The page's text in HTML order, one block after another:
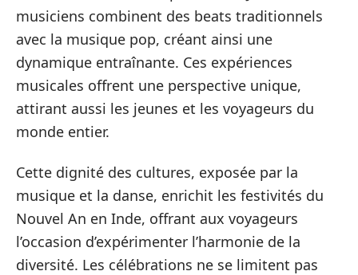
musiciens combinent des beats traditionnels
avec la musique pop, créant ainsi une
dynamique entraînante. Ces expériences
musicales offrent une perspective unique,
attirant aussi les jeunes et les voyageurs du
monde entier.
Cette dignité des cultures, exposée par la
musique et la danse, enrichit les festivités du
Nouvel An en Inde, offrant aux voyageurs
l’occasion d’expérimenter l’harmonie de la
diversité. Les célébrations ne se limitent pas